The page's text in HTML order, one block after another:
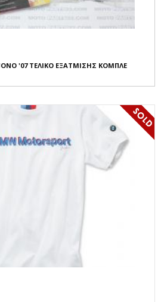
'07 ΤΕΛΙΚΟ ΕΞΑΤΜΙΣΗΣ ΚΟΜΠΛΕ